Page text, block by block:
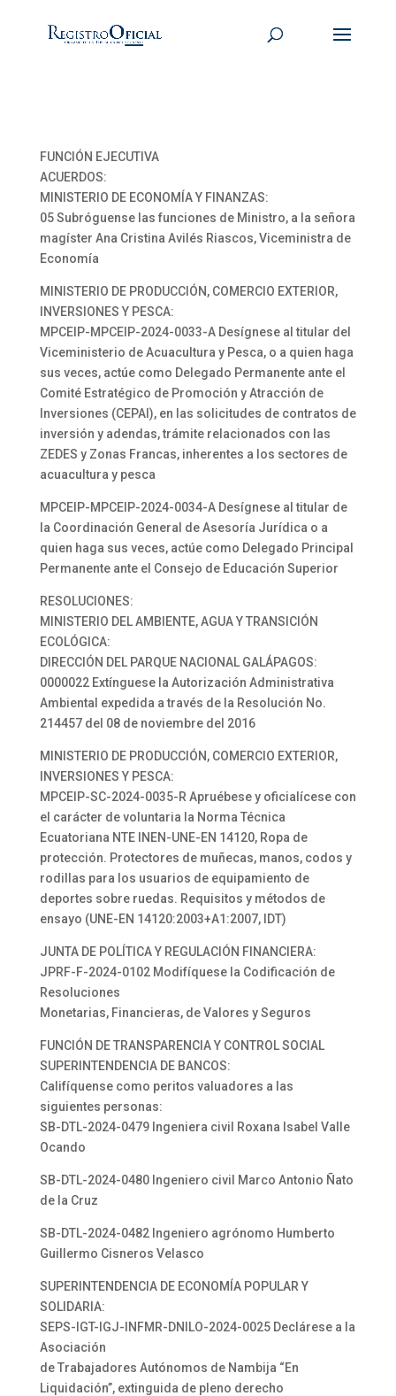
FUNCIÓN EJECUTIVA
ACUERDOS:
MINISTERIO DE ECONOMÍA Y FINANZAS:
05 Subróguense las funciones de Ministro, a la señora
magíster Ana Cristina Avilés Riascos, Viceministra de
Economía
MINISTERIO DE PRODUCCIÓN, COMERCIO EXTERIOR,
INVERSIONES Y PESCA:
MPCEIP-MPCEIP-2024-0033-A Desígnese al titular del
Viceministerio de Acuacultura y Pesca, o a quien haga
sus veces, actúe como Delegado Permanente ante el
Comité Estratégico de Promoción y Atracción de
Inversiones (CEPAI), en las solicitudes de contratos de
inversión y adendas, trámite relacionados con las
ZEDES y Zonas Francas, inherentes a los sectores de
acuacultura y pesca
MPCEIP-MPCEIP-2024-0034-A Desígnese al titular de
la Coordinación General de Asesoría Jurídica o a
quien haga sus veces, actúe como Delegado Principal
Permanente ante el Consejo de Educación Superior
RESOLUCIONES:
MINISTERIO DEL AMBIENTE, AGUA Y TRANSICIÓN
ECOLÓGICA:
DIRECCIÓN DEL PARQUE NACIONAL GALÁPAGOS:
0000022 Extínguese la Autorización Administrativa
Ambiental expedida a través de la Resolución No.
214457 del 08 de noviembre del 2016
MINISTERIO DE PRODUCCIÓN, COMERCIO EXTERIOR,
INVERSIONES Y PESCA:
MPCEIP-SC-2024-0035-R Apruébese y oficialícese con
el carácter de voluntaria la Norma Técnica
Ecuatoriana NTE INEN-UNE-EN 14120, Ropa de
protección. Protectores de muñecas, manos, codos y
rodillas para los usuarios de equipamiento de
deportes sobre ruedas. Requisitos y métodos de
ensayo (UNE-EN 14120:2003+A1:2007, IDT)
JUNTA DE POLÍTICA Y REGULACIÓN FINANCIERA:
JPRF-F-2024-0102 Modifíquese la Codificación de
Resoluciones
Monetarias, Financieras, de Valores y Seguros
FUNCIÓN DE TRANSPARENCIA Y CONTROL SOCIAL
SUPERINTENDENCIA DE BANCOS:
Califíquense como peritos valuadores a las
siguientes personas:
SB-DTL-2024-0479 Ingeniera civil Roxana Isabel Valle
Ocando
SB-DTL-2024-0480 Ingeniero civil Marco Antonio Ñato
de la Cruz
SB-DTL-2024-0482 Ingeniero agrónomo Humberto
Guillermo Cisneros Velasco
SUPERINTENDENCIA DE ECONOMÍA POPULAR Y
SOLIDARIA:
SEPS-IGT-IGJ-INFMR-DNILO-2024-0025 Declárese a la
Asociación
de Trabajadores Autónomos de Nambija “En
Liquidación”, extinguida de pleno derecho